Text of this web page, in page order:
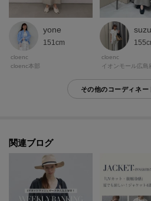
yone
151cm
cloenc
cloenc本部
cloenc
その他のコーディネー
関連ブログ